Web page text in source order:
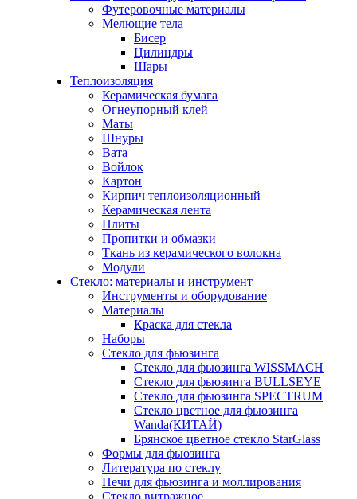
Футеровочные материалы
Мелющие тела
Бисер
Цилиндры
Шары
Теплоизоляция
Керамическая бумага
Огнеупорный клей
Маты
Шнуры
Вата
Войлок
Картон
Кирпич теплоизоляционный
Керамическая лента
Плиты
Пропитки и обмазки
Ткань из керамического волокна
Модули
Стекло: материалы и инструмент
Инструменты и оборудование
Материалы
Краска для стекла
Наборы
Стекло для фьюзинга
Стекло для фьюзинга WISSMACH
Стекло для фьюзинга BULLSEYE
Стекло для фьюзинга SPECTRUM
Стекло цветное для фьюзинга
Wanda(КИТАЙ)
Брянское цветное стекло StarGlass
Формы для фьюзинга
Литература по стеклу
Печи для фьюзинга и моллирования
Стекло витражное